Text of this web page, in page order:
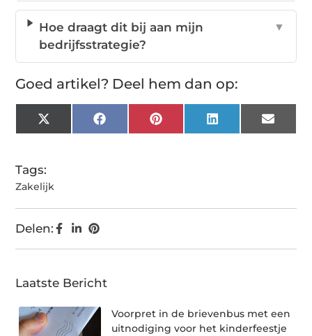
Hoe draagt dit bij aan mijn
bedrijfsstrategie?
▼
Goed artikel? Deel hem dan op:
X
(Twitter)
FacebookPinterest LinkedIn Email
Tags:
Zakelijk
Delen:
Laatste Bericht
Voorpret in de brievenbus met een
uitnodiging voor het kinderfeestje